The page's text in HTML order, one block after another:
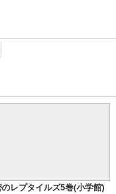
のレプタイルズ5巻(小学館)